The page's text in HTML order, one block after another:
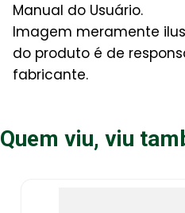
Manual do Usuário.
Imagem meramente
do produto é de
fabricante.
Quem viu, viu